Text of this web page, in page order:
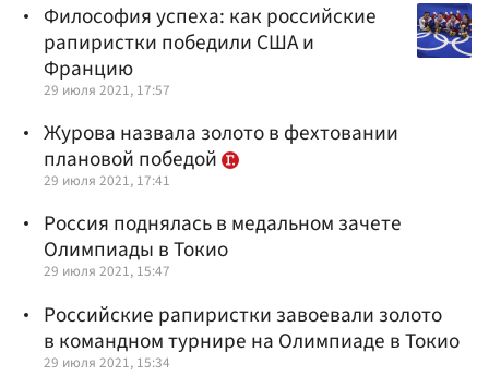
Философия успеха: как российские
рапиристки победили США и
Францию
29 июля 2021, 17:57
Журова назвала золото в фехтовании
плановой победой
29 июля 2021, 17:41
Россия поднялась в медальном зачете
Олимпиады в Токио
29 июля 2021, 15:47
Российские рапиристки завоевали золото
в командном турнире на Олимпиаде в Токио
29 июля 2021, 15:34